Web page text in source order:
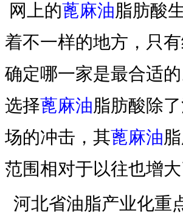
网上的蓖麻油脂肪酸
着不一样的地方，只
确定哪一家是最合适
选择蓖麻油脂肪酸除
场的冲击，其蓖麻油
范围相对于以往也增大
河北省油脂产业化重